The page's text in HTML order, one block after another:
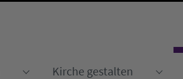
Kirche gestalten